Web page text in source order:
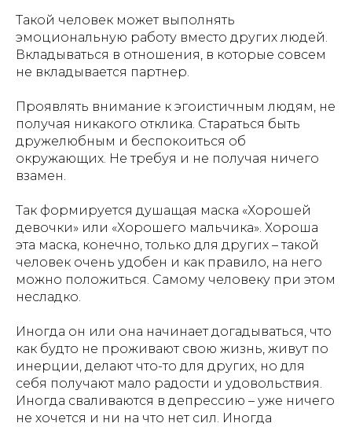
Такой человек может выполнять
эмоциональную работу вместо других людей.
Вкладываться в отношения, в которые совсем
не вкладывается партнер.
Проявлять внимание к эгоистичным людям, не
получая никакого отклика. Стараться быть
дружелюбным и беспокоиться об
окружающих. Не требуя и не получая ничего
взамен.
Так формируется душащая маска «Хорошей
девочки» или «Хорошего мальчика». Хороша
эта маска, конечно, только для других – такой
человек очень удобен и как правило, на него
можно положиться. Самому человеку при этом
несладко.
Иногда он или она начинает догадываться, что
как будто не проживают свою жизнь, живут по
инерции, делают что-то для других, но для
себя получают мало радости и удовольствия.
Иногда сваливаются в депрессию – уже ничего
не хочется и ни на что нет сил. Иногда